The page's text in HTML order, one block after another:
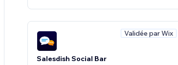
Validée par Wix
Salesdish Social Bar